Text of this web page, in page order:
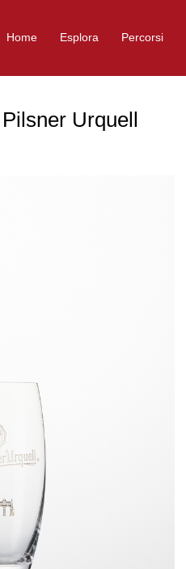
Home Esplora Percorsi
Urquell